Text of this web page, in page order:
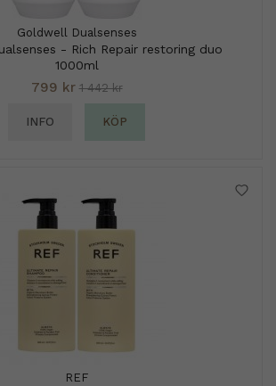
Goldwell Dualsenses
- Rich Repair restoring duo
1000ml
799 kr 1 442 kr
INFO KÖP
REF